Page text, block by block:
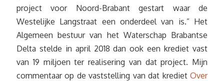
project voor Noord-Brabant gestart waar de
Westelijke Langstraat een onderdeel van is.” Het
Algemeen bestuur van het Waterschap Brabantse
Delta stelde in april 2018 dan ook een krediet vast
van 19 miljoen ter realisering van dat project. Mijn
commentaar op de vaststelling van dat krediet Over